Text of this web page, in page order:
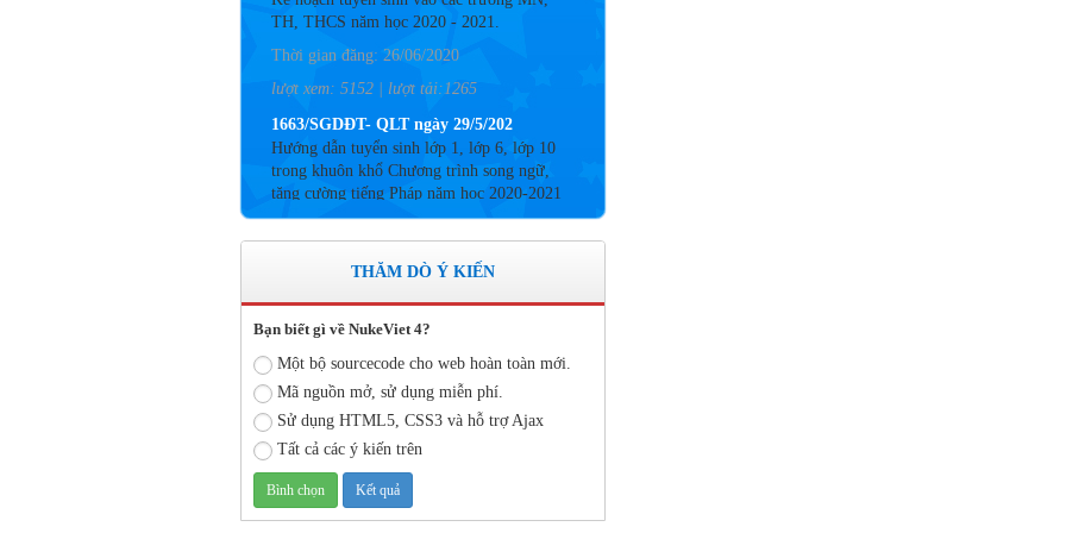
Thời gian đăng: 26/06/2020
lượt xem: 5152 | lượt tải:1265
1663/SGDĐT- QLT ngày 29/5/202
Hướng dẫn tuyển sinh lớp 1, lớp 6, lớp 10
trong khuôn khổ Chương trình song ngữ,
tăng cường tiếng Pháp năm học 2020-2021
Thời gian đăng: 26/06/2020
lượt xem: 4183 | lượt tải:757
Số: 05 /KHCM - THVY NGÀY 10/9&
TRIỂN ĐỘI NGŨ NĂM HỌC 2019- 2020
Thời gian đăng: 11/06/2020
lượt xem: 8574 | lượt tải:2796
Số: 03 /KH-THVY ngày 17/9�
KẾ HOẠCH CÔNG TÁC KIỂM TRA NỘI
BỘ NĂM HỌC 2019– 2020
Thời gian đăng: 11/06/2020
lượt xem: 11737 | lượt tải:670
THĂM DÒ Ý KIẾN
Bạn biết gì về NukeViet 4?
Một bộ sourcecode cho web hoàn toàn mới.
Mã nguồn mở, sử dụng miễn phí.
Sử dụng HTML5, CSS3 và hỗ trợ Ajax
Tất cả các ý kiến trên